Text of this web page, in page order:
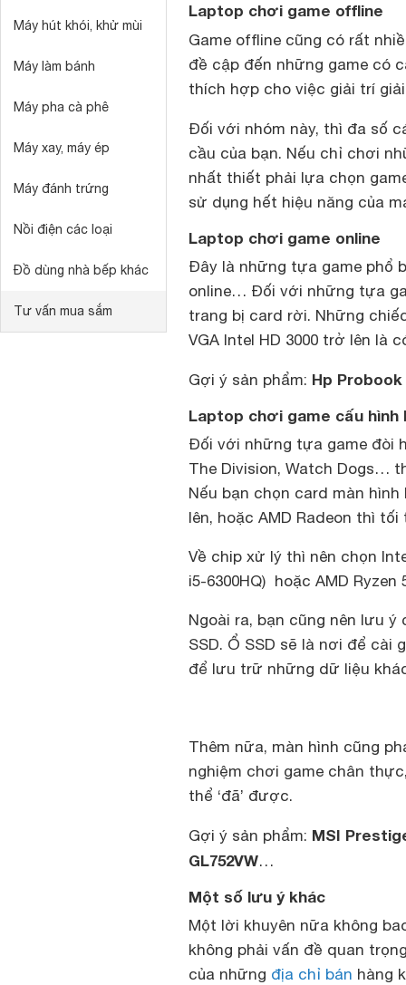
Máy hút khói, khử mùi
Máy làm bánh
Máy pha cà phê
Máy xay, máy ép
Máy đánh trứng
Nồi điện các loại
Đồ dùng nhà bếp khác
Tư vấn mua sắm
Laptop chơi game offline
Game offline cũng có rất
đề cập đến những game có
thích hợp cho việc giải trí
Đối với nhóm này, thì đa số
cầu của bạn. Nếu chỉ chơi
nhất thiết phải lựa chọn
sử dụng hết hiệu năng của
Laptop chơi game online
Đây là những tựa game phổ
online… Đối với những tựa
trang bị card rời. Những
VGA Intel HD 3000 trở lên là
Gợi ý sản phẩm: Hp Probook
Laptop chơi game cấu hình
Đối với những tựa game đòi
The Division, Watch Dogs…
Nếu bạn chọn card màn
lên, hoặc AMD Radeon thì tối
Về chip xử lý thì nên chọn
i5-6300HQ) hoặc AMD
Ngoài ra, bạn cũng nên lưu
SSD. Ổ SSD sẽ là nơi để cài
để lưu trữ những dữ liệu
Thêm nữa, màn hình cũng
nghiệm chơi game chân
thể ‘đã’ được.
Gợi ý sản phẩm: MSI
GL752VW…
Một số lưu ý khác
Một lời khuyên nữa không
không phải vấn đề quan
của những địa chỉ bán hàng